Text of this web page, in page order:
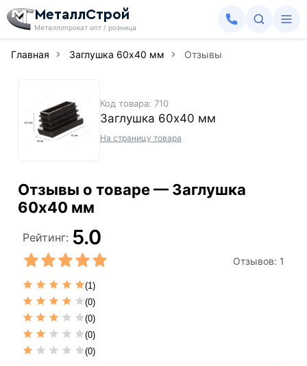
МеталлСтрой
Металлопрокат опт / розница
Главная Заглушка 60х40 мм Отзывы
Код товара: 710
Заглушка 60х40 мм
На страницу товара
Отзывы о товаре — Заглушка
60х40 мм
Рейтинг: 5.0
Отзывов: 1
(1)
(0)
(0)
(0)
(0)